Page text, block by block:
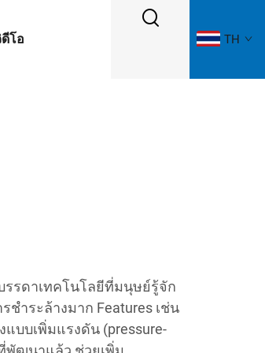
โอ TH
รดาเทคโนโลยีที่มนุษย์รู้จัก
ำระล้างมาก Features เช่น
แบบเพิ่มแรงดัน (pressure-